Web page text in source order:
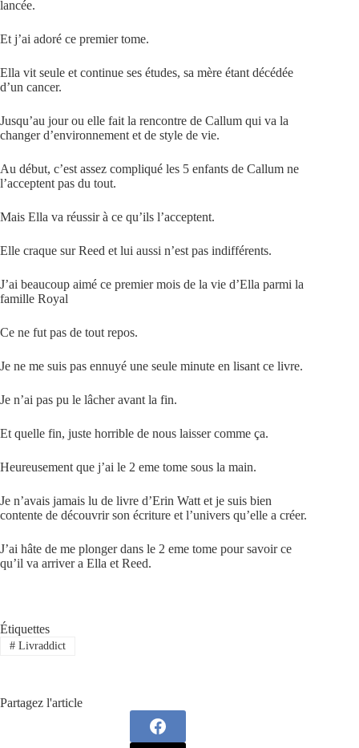
lancée.
Et j’ai adoré ce premier tome.
Ella vit seule et continue ses études, sa mère étant décédée
d’un cancer.
Jusqu’au jour ou elle fait la rencontre de Callum qui va la
changer d’environnement et de style de vie.
Au début, c’est assez compliqué les 5 enfants de Callum ne
l’acceptent pas du tout.
Mais Ella va réussir à ce qu’ils l’acceptent.
Elle craque sur Reed et lui aussi n’est pas indifférents.
J’ai beaucoup aimé ce premier mois de la vie d’Ella parmi la
famille Royal
Ce ne fut pas de tout repos.
Je ne me suis pas ennuyé une seule minute en lisant ce livre.
Je n’ai pas pu le lâcher avant la fin.
Et quelle fin, juste horrible de nous laisser comme ça.
Heureusement que j’ai le 2 eme tome sous la main.
Je n’avais jamais lu de livre d’Erin Watt et je suis bien
contente de découvrir son écriture et l’univers qu’elle a créer.
J’ai hâte de me plonger dans le 2 eme tome pour savoir ce
qu’il va arriver a Ella et Reed.
Étiquettes
#Livraddict
Partagez l'article